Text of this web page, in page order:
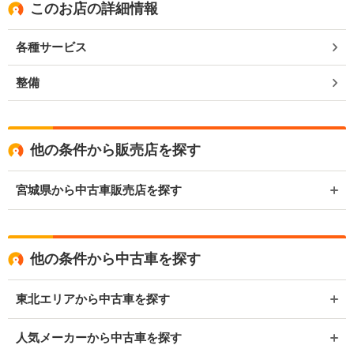
このお店の詳細情報
各種サービス
整備
他の条件から販売店を探す
宮城県から中古車販売店を探す
他の条件から中古車を探す
東北エリアから中古車を探す
人気メーカーから中古車を探す